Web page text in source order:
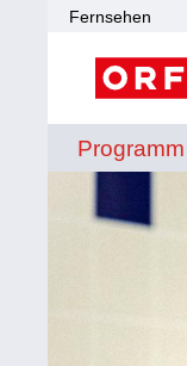
Fernsehen
Programm